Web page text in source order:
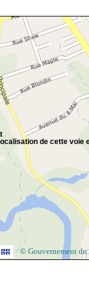
de cette voie
© Gouvernement du